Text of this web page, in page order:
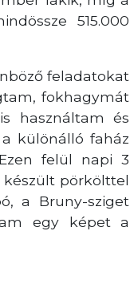
515.000
feladatokat
fokhagymát
használtam és
különálló faház
felül napi 3
készült pörkölttel
a Bruny-sziget
egy képet a